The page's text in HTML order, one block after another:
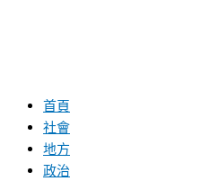
首頁
社會
地方
政治